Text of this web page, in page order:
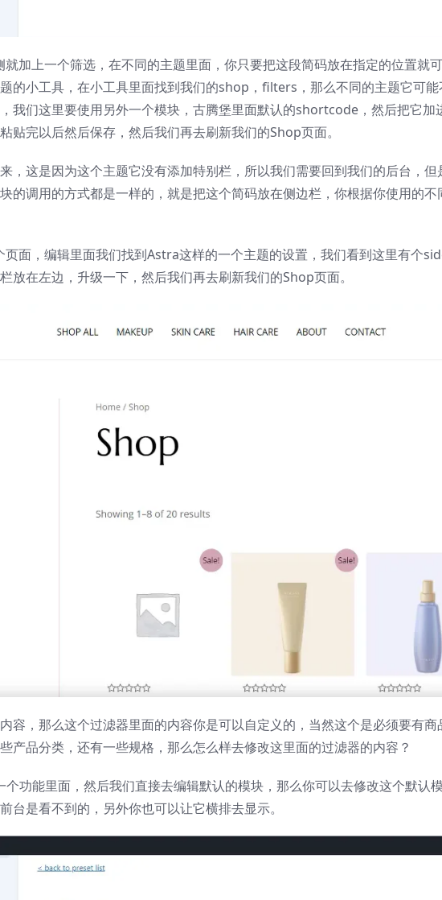
加上一个筛选，在不同的主题里面，你只要把这段简码放在指定的位置就
的小工具，在小工具里面找到我们的shop，filters，那么不同的主题它可
我们这里要使用另外一个模块，古腾堡里面默认的shortcode，然后把它加
贴完以后然后保存，然后我们再去刷新我们的Shop页面。
，这是因为这个主题它没有添加特别栏，所以我们需要回到我们的后台，但
的调用的方式都是一样的，就是把这个简码放在侧边栏，你根据你使用的不
面，编辑里面我们找到Astra这样的一个主题的设置，我们看到这里有个
放在左边，升级一下，然后我们再去刷新我们的Shop页面。
容，那么这个过滤器里面的内容你是可以自定义的，当然这个是必须要有商
产品分类，还有一些规格，那么怎么样去修改这里面的过滤器的内容？
功能里面，然后我们直接去编辑默认的模块，那么你可以去修改这个默认
是看不到的，另外你也可以让它横排去显示。